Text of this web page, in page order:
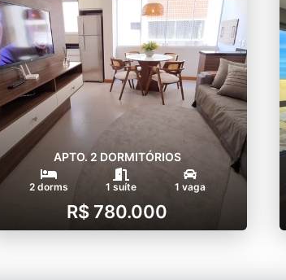
APTO. 2 DORMITÓRIOS
2 dorms 1 suíte 1 vaga
R$ 780.000